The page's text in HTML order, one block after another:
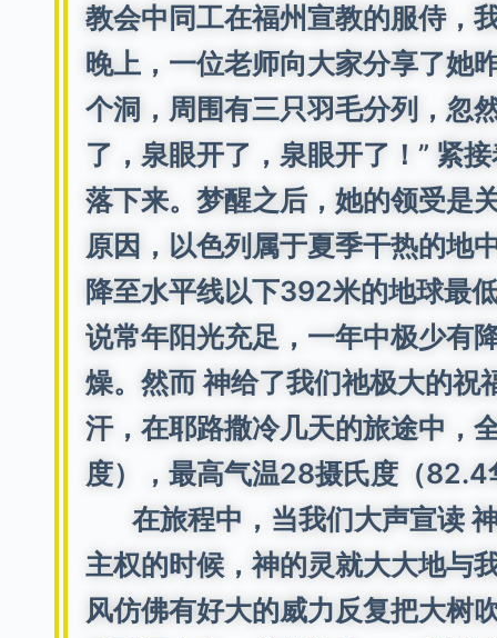
教会中同工在福州宣教的服侍，
晚上，一位老师向大家分享了她
个洞，周围有三只羽毛分列，忽
了，泉眼开了，泉眼开了！” 紧
落下来。梦醒之后，她的领受是
原因，以色列属于夏季干热的地
降至水平线以下392米的地球最
说常年阳光充足，一年中极少有
燥。然而 神给了我们祂极大的祝
汗，在耶路撒冷几天的旅途中，
度），最高气温28摄氏度（82.4
在旅程中，当我们大声宣读
主权的时候，神的灵就大大地与
风仿佛有好大的威力反复把大树